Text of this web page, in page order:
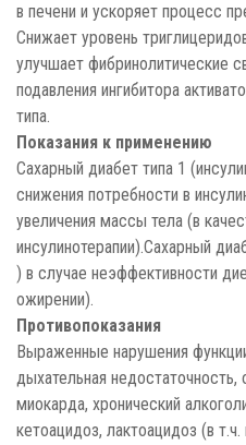
в печени и ускоряет процесс
Снижает уровень
улучшает фибринолитические
подавления ингибитора
типа.
Показания к применению
Сахарный диабет типа 1
снижения потребности в
увеличения массы тела (в
инсулинотерапии).Сахарный
) в случае неэффективности
ожирении).
Противопоказания
Выраженные нарушения
дыхательная недостаточность,
миокарда, хронический
кетоацидоз, лактоацидоз (в